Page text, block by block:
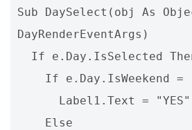
Sub DaySelect(obj As
DayRenderEventArgs)
If e.Day.IsSelected
If e.Day.IsWeekend =
Label1.Text = "YES"
Else